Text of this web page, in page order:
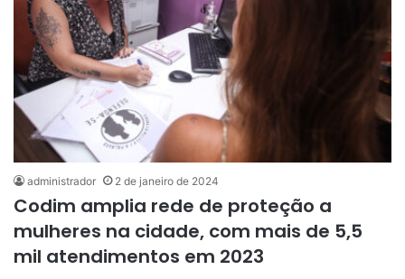
administrador 2 de janeiro de 2024
Codim amplia rede de proteção a
mulheres na cidade, com mais de 5,5
mil atendimentos em 2023